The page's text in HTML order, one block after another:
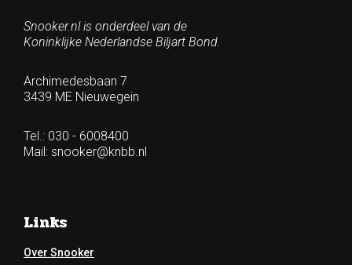
Snooker.nl is onderdeel van de
Koninklijke Nederlandse Biljart Bond.
Archimedesbaan 7
3439 ME Nieuwegein
Tel.: 030 - 6008400
Mail: snooker@knbb.nl
Links
Over Snooker